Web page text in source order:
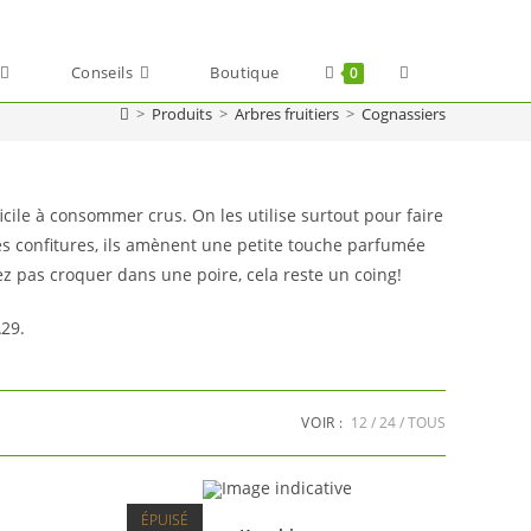
Conseils Boutique 0 Toggle
> Produits > Arbres fruitiers > Cognassiers
à consommer crus. On les utilise surtout pour faire
confitures, ils amènent une petite touche parfumée
pas croquer dans une poire, cela reste un coing!
VOIR : 12 24 TOUS
ÉPUISÉ